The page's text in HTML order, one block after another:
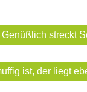
Genüßlich streckt
ist, der liegt